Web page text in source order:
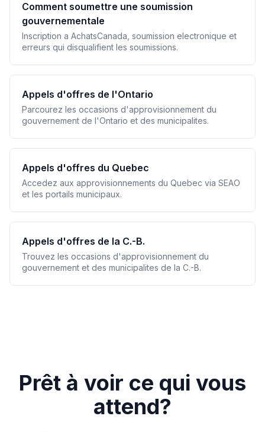
Comment soumettre une soumission
gouvernementale
Inscription a AchatsCanada, soumission electronique et
erreurs qui disqualifient les soumissions.
Appels d'offres de l'Ontario
Parcourez les occasions d'approvisionnement du
gouvernement de l'Ontario et des municipalites.
Appels d'offres du Quebec
Accedez aux approvisionnements du Quebec via SEAO
et les portails municipaux.
Appels d'offres de la C.-B.
Trouvez les occasions d'approvisionnement du
gouvernement et des municipalites de la C.-B.
Prêt à voir ce qui vous
attend?